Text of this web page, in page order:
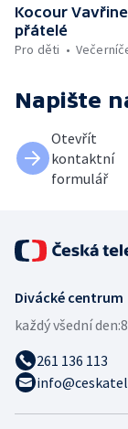
Kocour
přátelé
Pro děti
Napište
Otevřít
kontaktní
formulář
Divácké centrum
každý všední den:
261 136 113